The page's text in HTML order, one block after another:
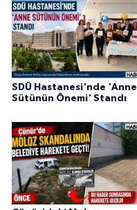
SDÜ Hastanesi'nde 'Anne
Sütünün Önemi' Standı